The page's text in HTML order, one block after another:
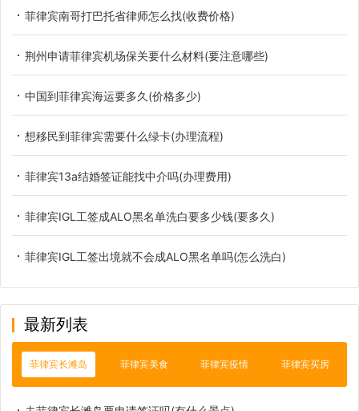
菲律宾南哥打巴托省律师怎么找(收费价格)
荆州申请菲律宾机场保关要什么材料(要注意哪些)
中国到菲律宾海运要多久(价格多少)
想移民到菲律宾需要什么绿卡(办理流程)
菲律宾13a结婚签证能找中介吗(办理费用)
菲律宾IGL工签成ALO黑名单洗白要多少钱(要多久)
菲律宾IGL工签出境就不会成ALO黑名单吗(怎么洗白)
最新列表
菲律宾长滩岛 菲律宾美食 菲律宾疫情 菲律宾买房